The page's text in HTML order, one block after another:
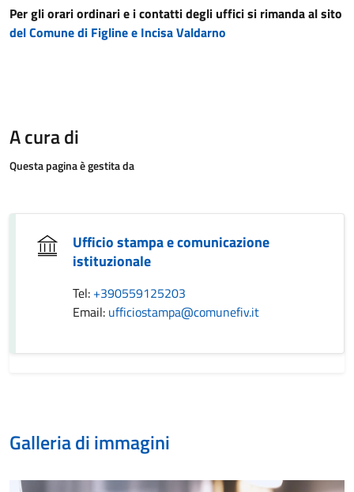
Per gli orari ordinari e i contatti degli uffici si rimanda al sito
del Comune di Figline e Incisa Valdarno
A cura di
Questa pagina è gestita da
Ufficio stampa e comunicazione
istituzionale
Tel: +390559125203
Email: ufficiostampa@comunefiv.it
Galleria di immagini